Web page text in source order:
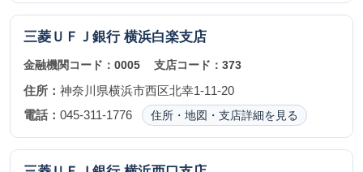
三菱ＵＦＪ銀行 横浜白楽支店
金融機関コード： 0005 支店コード：373
住所： 神奈川県横浜市西区北幸1-11-20
電話： 045-311-1776 住所・地図・支店詳細を見る